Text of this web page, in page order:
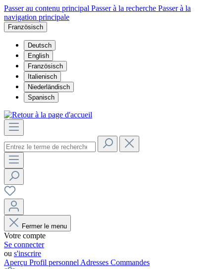
Passer au contenu principal Passer à la recherche Passer à la
navigation principale
Französisch
Deutsch
English
Französisch
Italienisch
Niederländisch
Spanisch
Fermer le menu
Votre compte
Se connecter
ou s'inscrire
Aperçu Profil personnel Adresses Commandes